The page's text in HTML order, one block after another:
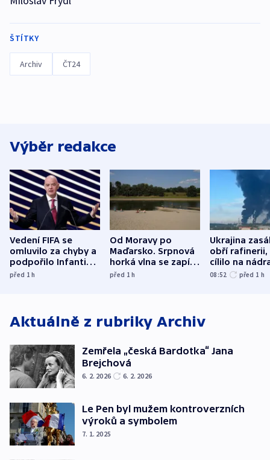
ŠTÍTKY
Archiv ČT24
Výběr redakce
Vedení FIFA se
omluvilo za chyby a
podpořilo Infantina.
UEFA trvá na
před 1h
Od Moravy po
Maďarsko. Srpnová
horká vlna se zapíše
do dějin
před 1h
Ukrajina
obří rafinerii,
cílilo na
autobus
08:52 před 1 h
Aktuálně z rubriky Archiv
Zemřela „česká Bardotka“ Jana
Brejchová
6. 2. 2026 6. 2. 2026
Le Pen byl mužem kontroverzních
výroků a symbolem
7. 1. 2025